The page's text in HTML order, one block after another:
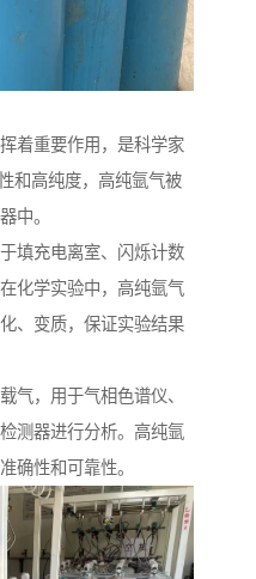
着重要作用，是科学家
和高纯度，高纯氩气被
中。
填充电离室、闪烁计数
化学实验中，高纯氩气
、变质，保证实验结果
气，用于气相色谱仪、
测器进行分析。高纯氩
确性和可靠性。